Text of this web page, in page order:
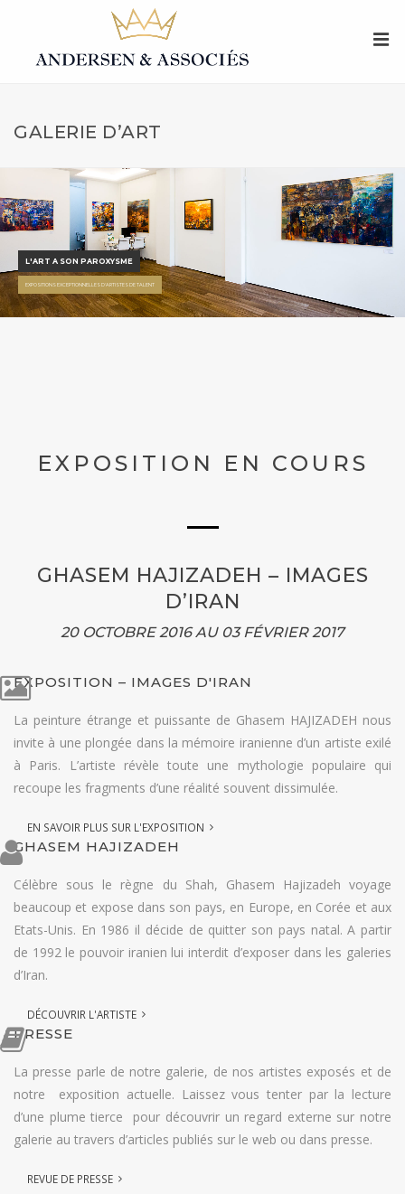
GALERIE D’ART
L'ART A SON PAROXYSME
EXPOSITIONS EXCEPTIONNELLES D'ARTISTES DE TALENT
EXPOSITION EN COURS
GHASEM HAJIZADEH – IMAGES
D’IRAN
20 OCTOBRE 2016 AU 03 FÉVRIER 2017
EXPOSITION – IMAGES D'IRAN
La peinture étrange et puissante de Ghasem HAJIZADEH nous
invite à une plongée dans la mémoire iranienne d’un artiste exilé
à Paris. L’artiste révèle toute une mythologie populaire qui
recoupe les fragments d’une réalité souvent dissimulée.
EN SAVOIR PLUS SUR L'EXPOSITION
GHASEM HAJIZADEH
Célèbre sous le règne du Shah, Ghasem Hajizadeh voyage
beaucoup et expose dans son pays, en Europe, en Corée et aux
Etats-Unis. En 1986 il décide de quitter son pays natal. A partir
de 1992 le pouvoir iranien lui interdit d’exposer dans les galeries
d’Iran.
DÉCOUVRIR L'ARTISTE
PRESSE
La presse parle de notre galerie, de nos artistes exposés et de
notre exposition actuelle. Laissez vous tenter par la lecture
d’une plume tierce pour découvrir un regard externe sur notre
galerie au travers d’articles publiés sur le web ou dans presse.
REVUE DE PRESSE